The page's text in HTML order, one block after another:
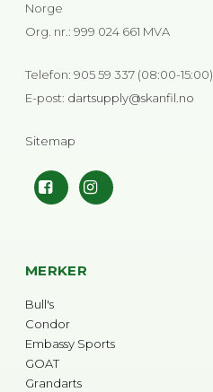
Norge
Org. nr.: 999 024 661 MVA
Telefon: 905 59 337 (08:00-15:00)
E-post: dartsupply@skanfil.no
Sitemap
MERKER
Bull's
Condor
Embassy Sports
GOAT
Grandarts